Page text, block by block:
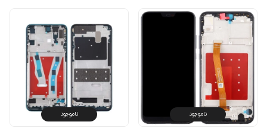
ناموجود ناموجود